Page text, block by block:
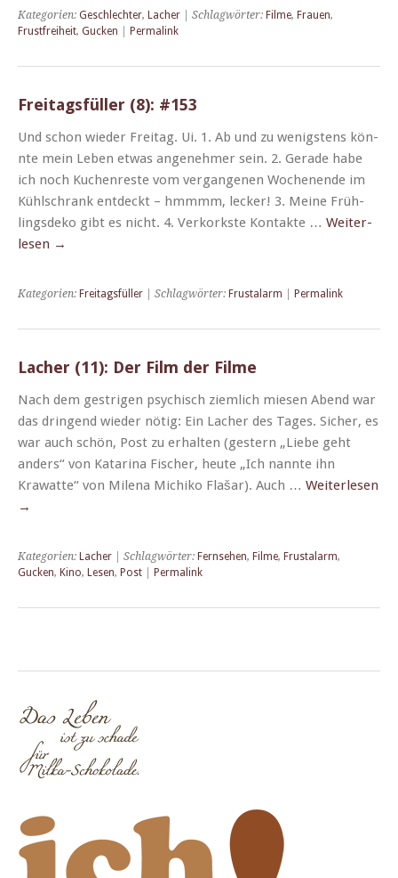
Kategorien: Geschlechter, Lacher | Schlagwörter: Filme, Frauen,
Frustfreiheit, Gucken Permalink
Freitagsfüller (8): #153
Und schon wieder Fre­itag. Ui. 1. Ab und zu wenig­stens kön­
nte mein Leben etwas angenehmer sein. 2. Ger­ade habe
ich noch Kuchen­reste vom ver­gan­genen Woch­enende im
Kühlschrank ent­deckt – hmm­mm, leck­er! 3. Meine Früh­
lings­deko gibt es nicht. 4. Verko­rk­ste Kon­tak­te … Weit­er­
lesen →
Kategorien: Freitagsfüller | Schlagwörter: Frustalarm Permalink
Lacher (11): Der Film der Filme
Nach dem gestri­gen psy­chisch ziem­lich miesen Abend war
das drin­gend wieder nötig: Ein Lach­er des Tages. Sich­er, es
war auch schön, Post zu erhal­ten (gestern „Liebe geht
anders“ von Kata­ri­na Fis­ch­er, heute „Ich nan­nte ihn
Krawat­te“ von Mile­na Michiko Flašar). Auch … Weit­er­lesen
→
Kategorien: Lacher | Schlagwörter: Fernsehen, Filme, Frustalarm,
Gucken, Kino, Lesen, Post Permalink